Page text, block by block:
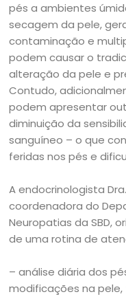
pés a ambientes
secagem da pele,
contaminação e
podem causar o
alteração da pele e
Contudo,
podem apresentar
diminuição da
sanguíneo – o que
feridas nos pés e
A endocrinologista
coordenadora do
Neuropatias da SBD,
de uma rotina de
– análise diária dos
modificações na